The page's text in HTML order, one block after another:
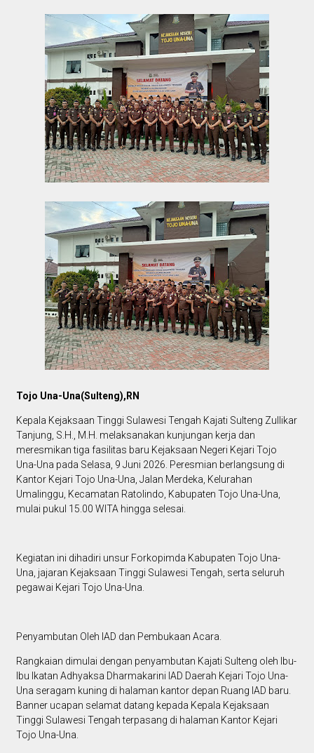
Tojo Una-Una(Sulteng),RN
Kepala Kejaksaan Tinggi Sulawesi Tengah Kajati Sulteng Zullikar
Tanjung, S.H., M.H. melaksanakan kunjungan kerja dan
meresmikan tiga fasilitas baru Kejaksaan Negeri Kejari Tojo
Una-Una pada Selasa, 9 Juni 2026. Peresmian berlangsung di
Kantor Kejari Tojo Una-Una, Jalan Merdeka, Kelurahan
Umalinggu, Kecamatan Ratolindo, Kabupaten Tojo Una-Una,
mulai pukul 15.00 WITA hingga selesai.
Kegiatan ini dihadiri unsur Forkopimda Kabupaten Tojo Una-
Una, jajaran Kejaksaan Tinggi Sulawesi Tengah, serta seluruh
pegawai Kejari Tojo Una-Una.
Penyambutan Oleh IAD dan Pembukaan Acara.
Rangkaian dimulai dengan penyambutan Kajati Sulteng oleh Ibu-
Ibu Ikatan Adhyaksa Dharmakarini IAD Daerah Kejari Tojo Una-
Una seragam kuning di halaman kantor depan Ruang IAD baru.
Banner ucapan selamat datang kepada Kepala Kejaksaan
Tinggi Sulawesi Tengah terpasang di halaman Kantor Kejari
Tojo Una-Una.